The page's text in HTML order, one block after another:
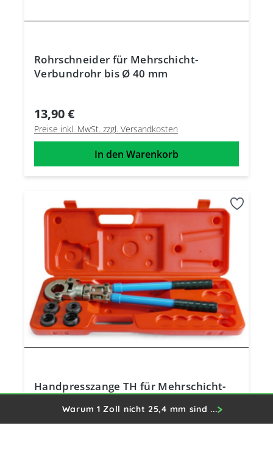
Warum 1 Zoll nicht 25,4 mm sind ...
Rohrschneider für Mehrschicht-
Verbundrohr bis Ø 40 mm
13,90 €
Preise inkl. MwSt. zzgl. Versandkosten
In den Warenkorb
Handpresszange TH für Mehrschicht-
inkl. Koffer